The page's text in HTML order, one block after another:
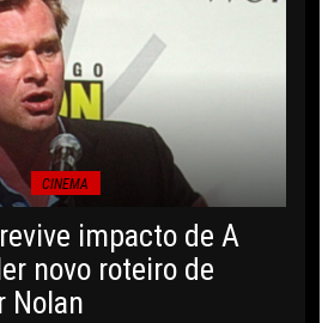
CINEMA
impacto de A
novo roteiro de
Nolan